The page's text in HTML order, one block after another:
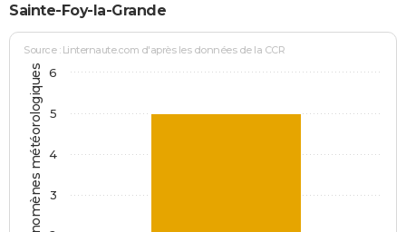
Sainte-Foy-la-Grande
Source : Linternaute.com d'après les données de la CCR
3
4
5
6